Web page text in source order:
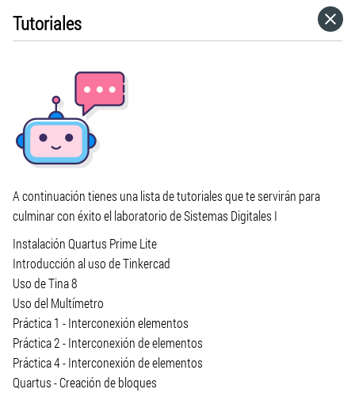
Tutoriales
A continuación tienes una lista de tutoriales que te servirán para
culminar con éxito el laboratorio de Sistemas Digitales I
Instalación Quartus Prime Lite
Introducción al uso de Tinkercad
Uso de Tina 8
Uso del Multímetro
Práctica 1 - Interconexión elementos
Práctica 2 - Interconexión de elementos
Práctica 4 - Interconexión de elementos
Quartus - Creación de bloques